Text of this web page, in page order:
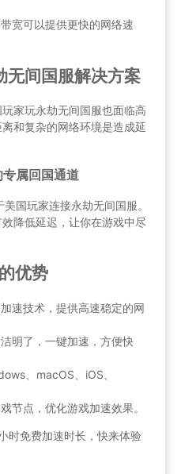
宽可以提供更快的网络速
无间国服解决方案
家玩永劫无间国服也面临高
和复杂的网络环境是造成延
属回国通道
国玩家连接永劫无间国服。
降低延迟，让你在游戏中尽
优势
速技术，提供高速稳定的网
明了，一键加速，方便快
、macOS、iOS、
节点，优化游戏加速效果。
时免费加速时长，快来体验